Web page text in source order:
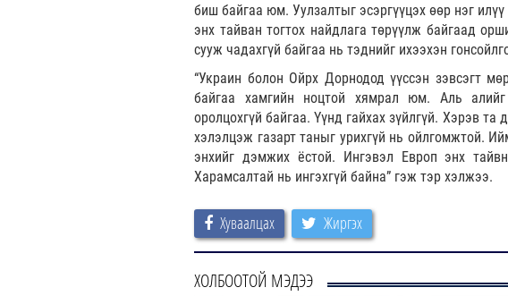
биш байгаа юм. Уулзалтыг эсэргүүцэх өөр нэг
энх тайван тогтох найдлага төрүүлж байгаад
сууж чадахгүй байгаа нь тэднийг ихээхэн
“Украин болон Ойрх Дорнодод үүссэн зэвсэгт
байгаа хамгийн ноцтой хямрал юм. Аль
оролцохгүй байгаа. Үүнд гайхах зүйлгүй. Хэрэв
хэлэлцэж газарт таныг урихгүй нь ойлгомжтой.
энхийг дэмжих ёстой. Ингэвэл Европ энх
Харамсалтай нь ингэхгүй байна” гэж тэр хэлжээ.
Хуваалцах Жиргэх
ХОЛБООТОЙ МЭДЭЭ